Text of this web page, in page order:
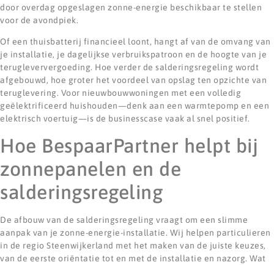
door overdag opgeslagen zonne-energie beschikbaar te stellen
voor de avondpiek.
Of een thuisbatterij financieel loont, hangt af van de omvang van
je installatie, je dagelijkse verbruikspatroon en de hoogte van je
terugleververgoeding. Hoe verder de salderingsregeling wordt
afgebouwd, hoe groter het voordeel van opslag ten opzichte van
teruglevering. Voor nieuwbouwwoningen met een volledig
geëlektrificeerd huishouden—denk aan een warmtepomp en een
elektrisch voertuig—is de businesscase vaak al snel positief.
Hoe BespaarPartner helpt bij
zonnepanelen en de
salderingsregeling
De afbouw van de salderingsregeling vraagt om een slimme
aanpak van je zonne-energie-installatie. Wij helpen particulieren
in de regio Steenwijkerland met het maken van de juiste keuzes,
van de eerste oriëntatie tot en met de installatie en nazorg. Wat